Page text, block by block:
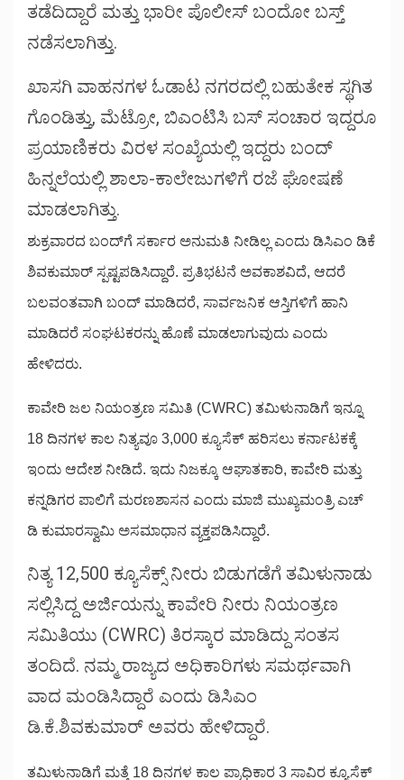
ತಡೆದಿದ್ದಾರೆ ಮತ್ತು ಭಾರೀ ಪೊಲೀಸ್ ಬಂದೋ ಬಸ್ತ್
ನಡೆಸಲಾಗಿತ್ತು.
ಖಾಸಗಿ ವಾಹನಗಳ ಓಡಾಟ ನಗರದಲ್ಲಿ ಬಹುತೇಕ ಸ್ಥಗಿತ
ಗೊಂಡಿತ್ತು, ಮೆಟ್ರೋ, ಬಿಎಂಟಿಸಿ ಬಸ್ ಸಂಚಾರ ಇದ್ದರೂ
ಪ್ರಯಾಣಿಕರು ವಿರಳ ಸಂಖ್ಯೆಯಲ್ಲಿ ಇದ್ದರು ಬಂದ್
ಹಿನ್ನಲೆಯಲ್ಲಿ ಶಾಲಾ-ಕಾಲೇಜುಗಳಿಗೆ ರಜೆ ಘೋಷಣೆ
ಮಾಡಲಾಗಿತ್ತು.
ಶುಕ್ರವಾರದ ಬಂದ್‌ಗೆ ಸರ್ಕಾರ ಅನುಮತಿ ನೀಡಿಲ್ಲ ಎಂದು ಡಿಸಿಎಂ ಡಿಕೆ
ಶಿವಕುಮಾರ್ ಸ್ಪಷ್ಟಪಡಿಸಿದ್ದಾರೆ. ಪ್ರತಿಭಟನೆ ಅವಕಾಶವಿದೆ, ಆದರೆ
ಬಲವಂತವಾಗಿ ಬಂದ್ ಮಾಡಿದರೆ, ಸಾರ್ವಜನಿಕ ಆಸ್ತಿಗಳಿಗೆ ಹಾನಿ
ಮಾಡಿದರೆ ಸಂಘಟಕರನ್ನು ಹೊಣೆ ಮಾಡಲಾಗುವುದು ಎಂದು
ಹೇಳಿದರು.
ಕಾವೇರಿ ಜಲ ನಿಯಂತ್ರಣ ಸಮಿತಿ (CWRC) ತಮಿಳುನಾಡಿಗೆ ಇನ್ನೂ
18 ದಿನಗಳ ಕಾಲ ನಿತ್ಯವೂ 3,000 ಕ್ಯೂಸೆಕ್ ಹರಿಸಲು ಕರ್ನಾಟಕಕ್ಕೆ
ಇಂದು ಆದೇಶ ನೀಡಿದೆ. ಇದು ನಿಜಕ್ಕೂ ಆಘಾತಕಾರಿ, ಕಾವೇರಿ ಮತ್ತು
ಕನ್ನಡಿಗರ ಪಾಲಿಗೆ ಮರಣಶಾಸನ ಎಂದು ಮಾಜಿ ಮುಖ್ಯಮಂತ್ರಿ ಎಚ್‌
ಡಿ ಕುಮಾರಸ್ವಾಮಿ ಅಸಮಾಧಾನ ವ್ಯಕ್ತಪಡಿಸಿದ್ದಾರೆ.
ನಿತ್ಯ 12,500 ಕ್ಯೂಸೆಕ್ಸ್ ನೀರು ಬಿಡುಗಡೆಗೆ ತಮಿಳುನಾಡು
ಸಲ್ಲಿಸಿದ್ದ ಅರ್ಜಿಯನ್ನು ಕಾವೇರಿ ನೀರು ನಿಯಂತ್ರಣ
ಸಮಿತಿಯು (CWRC) ತಿರಸ್ಕಾರ ಮಾಡಿದ್ದು ಸಂತಸ
ತಂದಿದೆ. ನಮ್ಮ ರಾಜ್ಯದ ಅಧಿಕಾರಿಗಳು ಸಮರ್ಥವಾಗಿ
ವಾದ ಮಂಡಿಸಿದ್ದಾರೆ ಎಂದು ಡಿಸಿಎಂ
ಡಿ.ಕೆ.ಶಿವಕುಮಾರ್ ಅವರು ಹೇಳಿದ್ದಾರೆ.
ತಮಿಳುನಾಡಿಗೆ ಮತ್ತೆ 18 ದಿನಗಳ ಕಾಲ ಪ್ರಾಧಿಕಾರ 3 ಸಾವಿರ ಕ್ಯೂಸೆಕ್